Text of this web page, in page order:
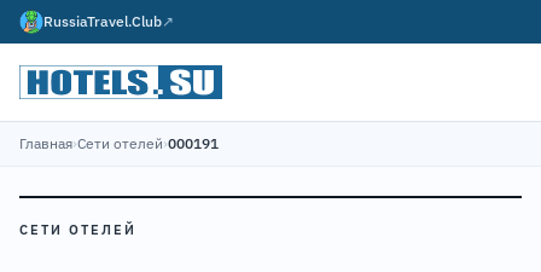
RussiaTravel.Club↗
Главная›Сети отелей›000191
СЕТИ ОТЕЛЕЙ